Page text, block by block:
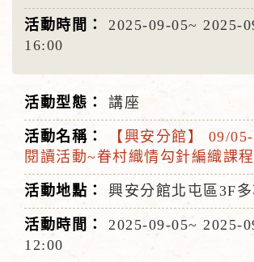
2025-09-05~ 2025-
16:00
講座
【興安分館】 09/
閱讀活動~眷村織情勾針編織課程
興安分館北屯區3F
2025-09-05~ 2025-
12:00